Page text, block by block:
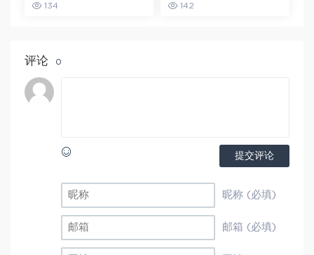
数学秋季班
134
班
142
评论 0
提交评论
昵称 (必填)
邮箱 (必填)